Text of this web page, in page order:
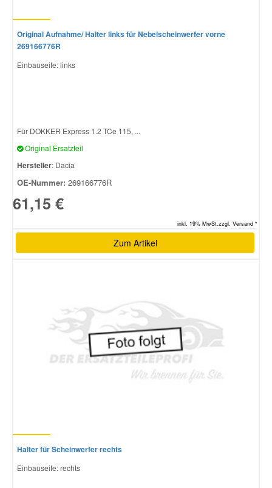
Original Aufnahme/ Halter links für Nebelscheinwerfer vorne
269166776R
Einbauseite: links
Für DOKKER Express 1.2 TCe 115, ...
Original Ersatzteil
Hersteller: Dacia
OE-Nummer: 269166776R
61,15 €
inkl. 19% MwSt.zzgl. Versand *
Zum Artikel
Halter für Scheinwerfer rechts
Einbauseite: rechts